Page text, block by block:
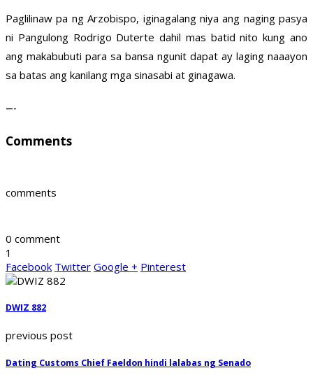
Paglilinaw pa ng Arzobispo, iginagalang niya ang naging pasya
ni Pangulong Rodrigo Duterte dahil mas batid nito kung ano
ang makabubuti para sa bansa ngunit dapat ay laging naaayon
sa batas ang kanilang mga sinasabi at ginagawa.
—-
Comments
comments
0 comment
1
Facebook Twitter Google + Pinterest
DWIZ 882
previous post
Dating Customs Chief Faeldon hindi lalabas ng Senado